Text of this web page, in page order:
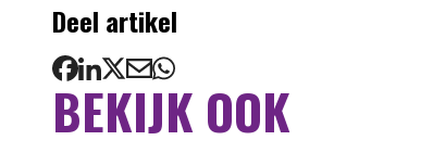
Deel artikel
BEKIJK OOK